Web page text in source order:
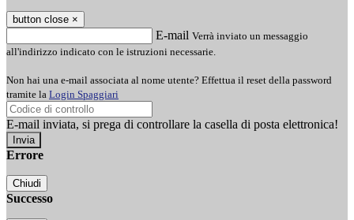
button close ×
E-mail Verrà inviato un messaggio
all'indirizzo indicato con le istruzioni necessarie.
Non hai una e-mail associata al nome utente? Effettua il reset della password
tramite la Login Spaggiari
E-mail inviata, si prega di controllare la casella di posta elettronica!
Errore
Chiudi
Successo